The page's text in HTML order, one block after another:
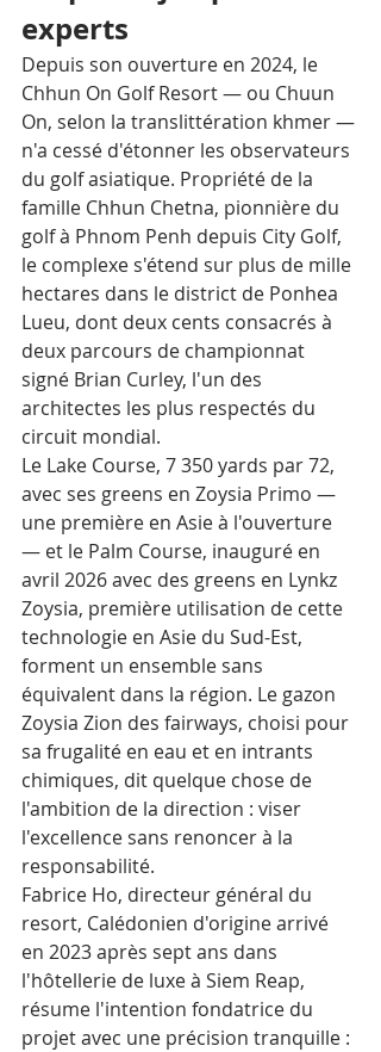
experts
Depuis son ouverture en 2024, le
Chhun On Golf Resort — ou Chuun
On, selon la translittération khmer —
n'a cessé d'étonner les observateurs
du golf asiatique. Propriété de la
famille Chhun Chetna, pionnière du
golf à Phnom Penh depuis City Golf,
le complexe s'étend sur plus de mille
hectares dans le district de Ponhea
Lueu, dont deux cents consacrés à
deux parcours de championnat
signé Brian Curley, l'un des
architectes les plus respectés du
circuit mondial.
Le Lake Course, 7 350 yards par 72,
avec ses greens en Zoysia Primo —
une première en Asie à l'ouverture
— et le Palm Course, inauguré en
avril 2026 avec des greens en Lynkz
Zoysia, première utilisation de cette
technologie en Asie du Sud-Est,
forment un ensemble sans
équivalent dans la région. Le gazon
Zoysia Zion des fairways, choisi pour
sa frugalité en eau et en intrants
chimiques, dit quelque chose de
l'ambition de la direction : viser
l'excellence sans renoncer à la
responsabilité.
Fabrice Ho, directeur général du
resort, Calédonien d'origine arrivé
en 2023 après sept ans dans
l'hôtellerie de luxe à Siem Reap,
résume l'intention fondatrice du
projet avec une précision tranquille :